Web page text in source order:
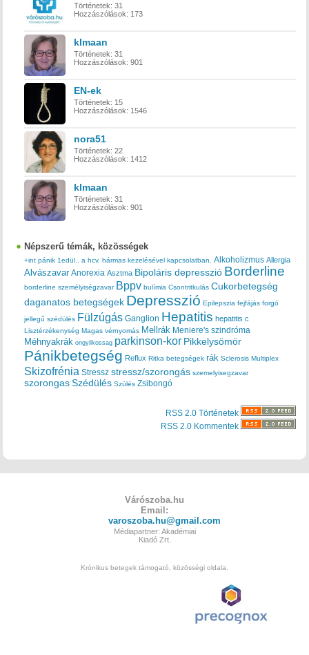
Történetek: 31
Hozzászólások: 173
klmaan
Történetek: 31
Hozzászólások: 901
EN-ek
Történetek: 15
Hozzászólások: 1546
nora51
Történetek: 22
Hozzászólások: 1412
klmaan
Történetek: 31
Hozzászólások: 901
Népszerű témák, közösségek
+int pánik 1edül.. a hcv. hármas kezelésével kapcsolatban. Alkoholizmus Allergia
Alvászavar Anorexia Asztma Bipoláris depresszió Borderline
borderline személyiségzavar Bppv bulímia Csontritkulás Cukorbetegség
daganatos betegségek Depresszió Epilepszia fejfájás forgó
jellegű szédülés Fülzúgás Ganglion Hepatitis hepatitis c
Lisztérzékenység Magas vérnyomás Mellrák Meniere's szindróma
Méhnyakrák ongyilkossag parkinson-kor Pikkelysömör
Pánikbetegség Reflux Ritka betegségek rák Sclerosis Multiplex
Skizofrénia Stressz stressz/szorongás szemelyisegzavar
szorongas Szédülés Szülés Zsibongó
RSS 2.0 Történetek
RSS 2.0 Kommentek
Várószoba.hu
Email:
varoszoba.hu@gmail.com
Médiapartner: Akadémiai
Kiadó Zrt.
Krónikus betegek támogató, közösségi oldala.